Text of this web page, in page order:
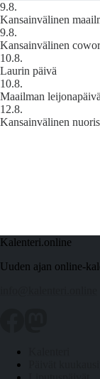
9.8.
Kansainvälinen
9.8.
Kansainvälinen
10.8.
Laurin päivä
10.8.
Maailman leijonapäivä
12.8.
Kansainvälinen
Kalenteri.online
Uuden ajan online-